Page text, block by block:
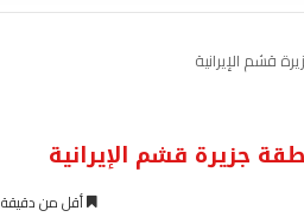
قشم الإيرانية
جزيرة قشم الإيرانية
أقل من دقيقة